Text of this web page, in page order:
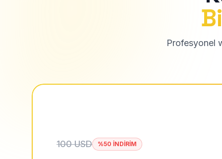
Profesyonel
100 USD %50 İNDİRİM